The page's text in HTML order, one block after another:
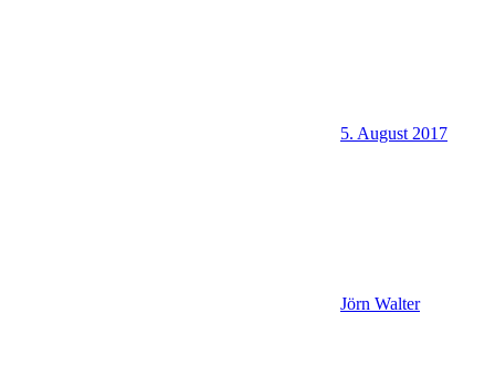
5. August 2017
Jörn Walter